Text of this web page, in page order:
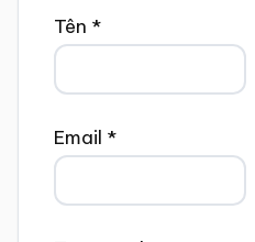
Tên *
Email *